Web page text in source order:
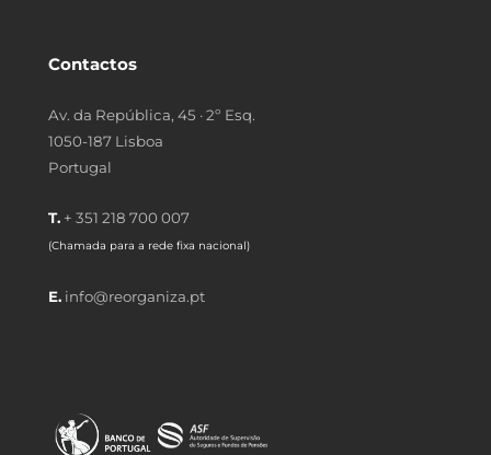
Contactos
Av. da República, 45 · 2º Esq.
1050-187 Lisboa
Portugal
T. + 351 218 700 007
(Chamada para a rede fixa nacional)
E. info@reorganiza.pt